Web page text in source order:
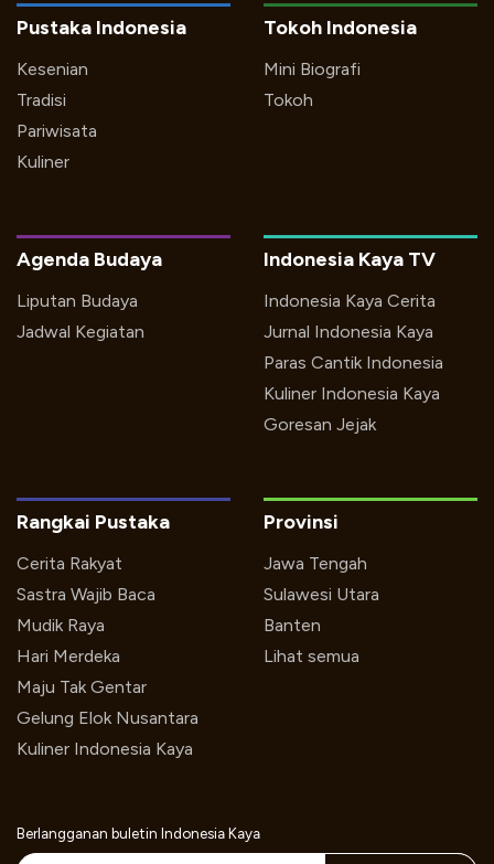
Pustaka Indonesia
Kesenian
Tradisi
Pariwisata
Kuliner
Tokoh Indonesia
Mini Biografi
Tokoh
Indonesia Kaya TV
Indonesia Kaya Cerita
Jurnal Indonesia Kaya
Paras Cantik Indonesia
Kuliner Indonesia Kaya
Goresan Jejak
Agenda Budaya
Liputan Budaya
Jadwal Kegiatan
Rangkai Pustaka
Cerita Rakyat
Sastra Wajib Baca
Mudik Raya
Hari Merdeka
Maju Tak Gentar
Gelung Elok Nusantara
Kuliner Indonesia Kaya
Provinsi
Jawa Tengah
Sulawesi Utara
Banten
Lihat semua
Berlangganan buletin Indonesia Kaya